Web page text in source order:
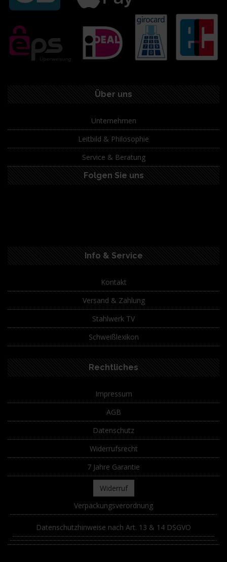
Über uns
Unternehmen
Leitbild & Philosophie
Service & Beratung
Folgen Sie uns
Info & Service
Kontakt
Versand & Zahlung
Stahlwerk TV
Schweißlexikon
Rechtliches
Impressum
AGB
Datenschutz
Widerrufsrecht
7 Jahre Garantie
Widerruf
Verpackungsverordnung
Datenschutzhinweise nach Art. 13 & 14 DSGVO